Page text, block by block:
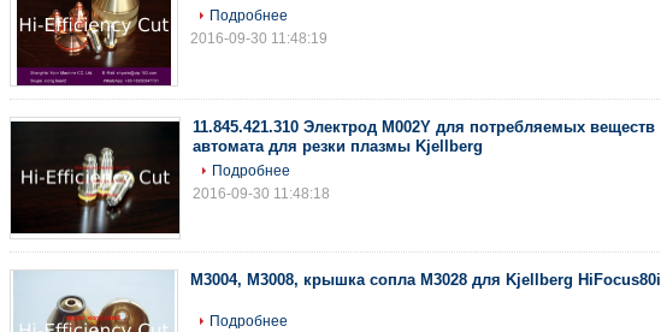
Подробнее
2016-09-30 11:48:19
11.845.421.310 Электрод M002Y для потребляемых веществ
автомата для резки плазмы Kjellberg
Подробнее
2016-09-30 11:48:18
M3004, M3008, крышка сопла M3028 для Kjellberg HiFocus80i
Подробнее